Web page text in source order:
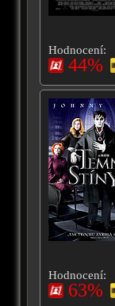
Hodnocení:
44%
Hodnocení:
63%